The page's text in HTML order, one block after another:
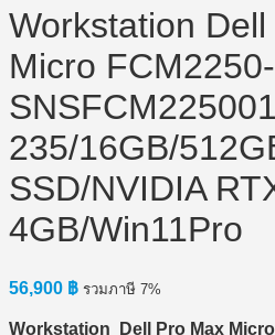
Workstation
Micro FCM2250-
235/16GB/
SSD/NVIDIA
4GB/Win11Pro
56,900 ฿ รวมภาษี 7%
Workstation Dell Pro Max